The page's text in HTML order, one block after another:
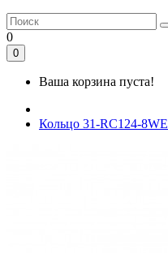
0
0
Ваша корзина пуста!
Кольцо 31-RC124-8WE